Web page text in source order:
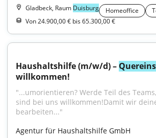
Gladbeck, Raum Duisburg Homeoffice
Von 24.900,00 € bis 65.300,00 €
Haushaltshilfe (m/w/d) –
willkommen!
"...umorientieren? Werde Teil des Teams,
sind bei uns willkommen!Damit wir
bearbeiten..."
Agentur für Haushaltshilfe GmbH